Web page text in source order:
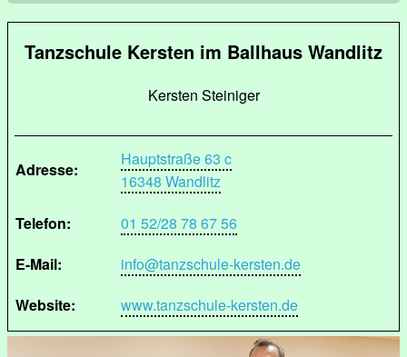
Tanzschule Kersten im Ballhaus Wandlitz
Kersten Steiniger
Adresse:
Hauptstraße 63 c
16348 Wandlitz
Telefon:
01 52/28 78 67 56
E-Mail:
info@tanzschule-kersten.de
Website:
www.tanzschule-kersten.de